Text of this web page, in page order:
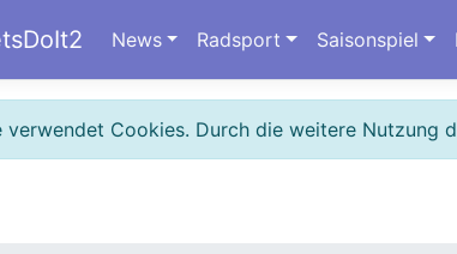
News Radsport Saisonspiel
verwendet Cookies. Durch die weitere Nutzung